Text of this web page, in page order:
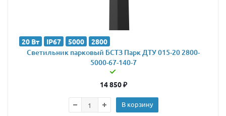
20 Вт IP67 5000 2800
Светильник парковый БСТЗ Парк ДТУ 015-20 2800-
5000-67-140-7
14 850₽
В корзину